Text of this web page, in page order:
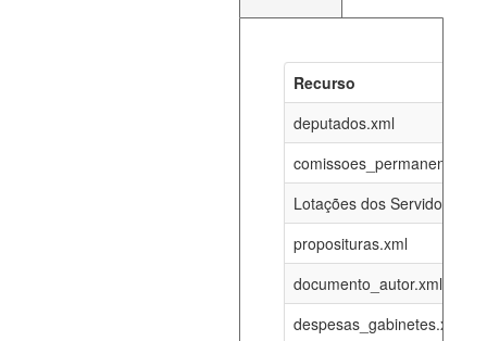
Recurso
deputados.xml
Lotações dos Servidores
proposituras.xml
documento_autor.xml
despesas_gabinetes.xml
documento_andamento_atual.xml
06-08-
funcionarios_lotacoes.xml
funcionarios_cargos.xml 12-05-